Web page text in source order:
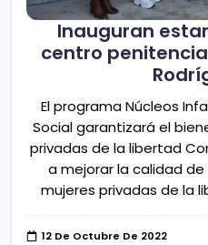
Inauguran
centro
El programa Núcleos
Social garantizará el
privadas de la libertad
a mejorar la calidad
mujeres privadas de la
12 De Octubre De 2022